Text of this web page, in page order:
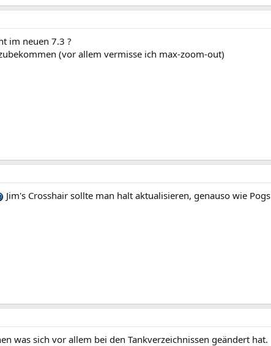
im neuen 7.3 ?
(vor allem vermisse ich max-zoom-out)
Jim's Crosshair sollte man halt aktualisieren, genauso wie Pogs
was sich vor allem bei den Tankverzeichnissen geändert hat.